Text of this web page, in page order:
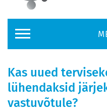
Kas uued
lühendaksid
vastuvõtule?